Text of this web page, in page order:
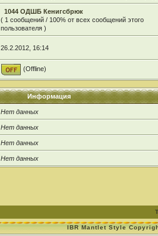
1044 ОДШБ Кенигсбрюк
( 1 сообщений / 100% от всех сообщений этого
пользователя )
26.2.2012, 16:14
(Offline)
Информация
Нет данных
Нет данных
Нет данных
Нет данных
IBR Mantlet Style